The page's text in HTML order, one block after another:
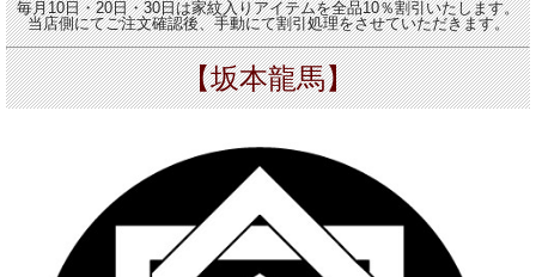
毎月10日・20日・30日は家紋入りアイテムを全品10％割引いたします。
当店側にてご注文確認後、手動にて割引処理をさせていただきます。
【坂本龍馬】